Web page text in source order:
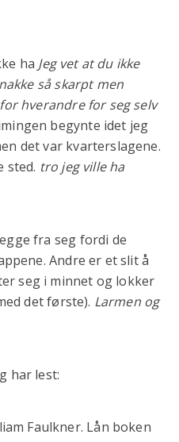
ha Jeg vet at du ikke
så skarpt men
hverandre for seg selv
begynte idet jeg
det var kvarterslagene.
sted. tro jeg ville ha
fra seg fordi de
Andre er et slit å
seg i minnet og lokker
det første). Larmen og
har lest:
Faulkner. Lån boken